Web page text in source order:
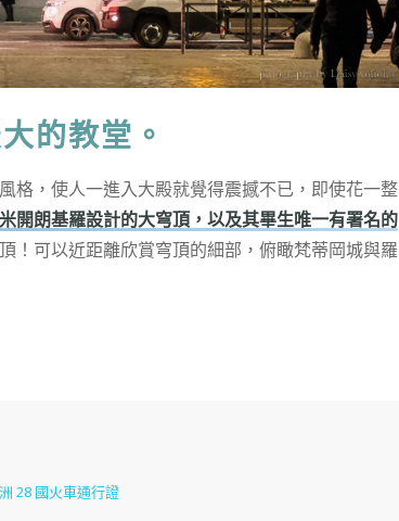
的教堂。
格，使人一進入大殿就覺得震撼不已，即使花一整
米開朗基羅設計的大穹頂，以及其畢生唯一有署名的
！可以近距離欣賞穹頂的細部，俯瞰梵蒂岡城與羅
28 國火車通行證